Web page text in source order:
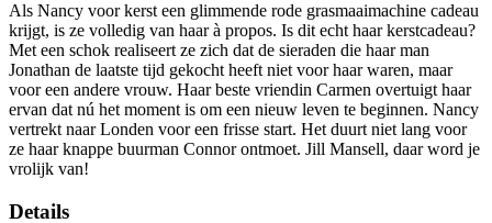
Als Nancy voor kerst een glimmende rode grasmaaimachine cadeau
krijgt, is ze volledig van haar à propos. Is dit echt haar kerstcadeau?
Met een schok realiseert ze zich dat de sieraden die haar man
Jonathan de laatste tijd gekocht heeft niet voor haar waren, maar
voor een andere vrouw. Haar beste vriendin Carmen overtuigt haar
ervan dat nú het moment is om een nieuw leven te beginnen. Nancy
vertrekt naar Londen voor een frisse start. Het duurt niet lang voor
ze haar knappe buurman Connor ontmoet. Jill Mansell, daar word je
vrolijk van!
Details